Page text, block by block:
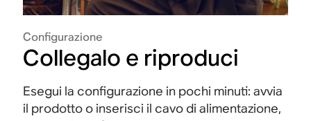
Configurazione
Collegalo e riproduci
Esegui la configurazione in pochi minuti: avvia
il prodotto o inserisci il cavo di alimentazione,